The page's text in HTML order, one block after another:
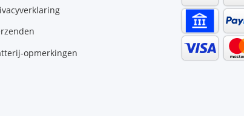
opmerkingen